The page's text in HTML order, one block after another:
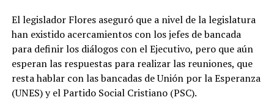
El legislador Flores aseguró que a nivel de la legislatura
han existido acercamientos con los jefes de bancada
para definir los diálogos con el Ejecutivo, pero que aún
esperan las respuestas para realizar las reuniones, que
resta hablar con las bancadas de Unión por la Esperanza
(UNES) y el Partido Social Cristiano (PSC).